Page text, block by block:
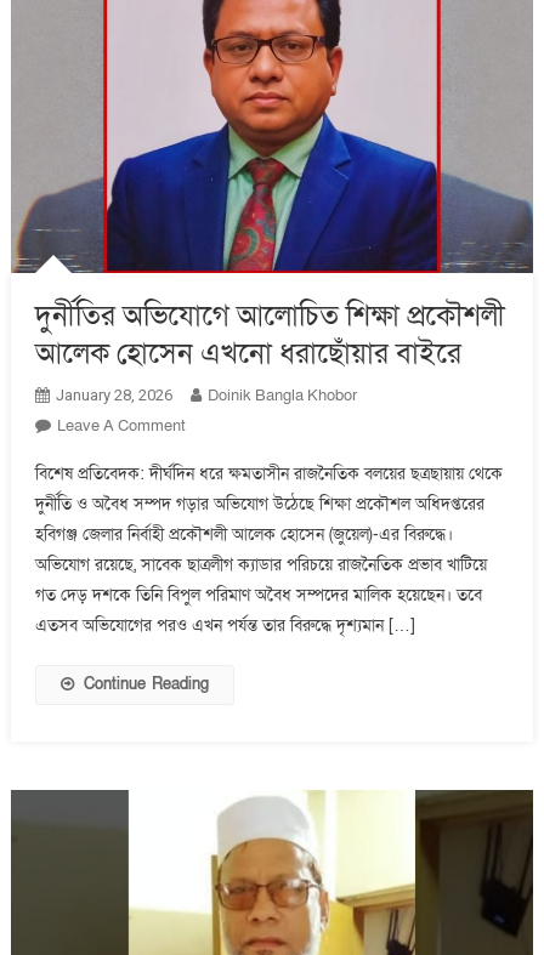
দুর্নীতির অভিযোগে আলোচিত শিক্ষা প্রকৌশলী
আলেক হোসেন এখনো ধরাছোঁয়ার বাইরে
January 28, 2026
Doinik Bangla Khobor
Leave A CommentOn
অভিযোগে
আলোচিত
শিক্ষা
প্রকৌশলী
আলেক
হোসেন
ধরাছোঁয়ার
বিশেষ প্রতিবেদক: দীর্ঘদিন ধরে ক্ষমতাসীন রাজনৈতিক বলয়ের ছত্রছায়ায় থেকে
দুর্নীতি ও অবৈধ সম্পদ গড়ার অভিযোগ উঠেছে শিক্ষা প্রকৌশল অধিদপ্তরের
হবিগঞ্জ জেলার নির্বাহী প্রকৌশলী আলেক হোসেন (জুয়েল)-এর বিরুদ্ধে।
অভিযোগ রয়েছে, সাবেক ছাত্রলীগ ক্যাডার পরিচয়ে রাজনৈতিক প্রভাব খাটিয়ে
গত দেড় দশকে তিনি বিপুল পরিমাণ অবৈধ সম্পদের মালিক হয়েছেন। তবে
এতসব অভিযোগের পরও এখন পর্যন্ত তার বিরুদ্ধে দৃশ্যমান […]
Continue Reading